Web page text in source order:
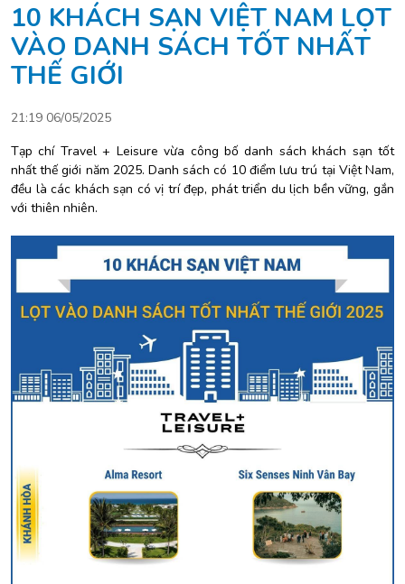
10 KHÁCH SẠN VIỆT NAM LỌT
VÀO DANH SÁCH TỐT NHẤT
THẾ GIỚI
21:19 06/05/2025
Tạp chí Travel + Leisure vừa công bố danh sách khách sạn tốt
nhất thế giới năm 2025. Danh sách có 10 điểm lưu trú tại Việt Nam,
đều là các khách sạn có vị trí đẹp, phát triển du lịch bền vững, gắn
với thiên nhiên.